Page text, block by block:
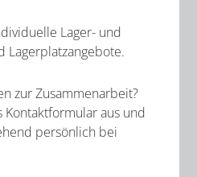
Lager- und
Lagerplatzangebote.
zur Zusammenarbeit?
Kontaktformular aus und
persönlich bei